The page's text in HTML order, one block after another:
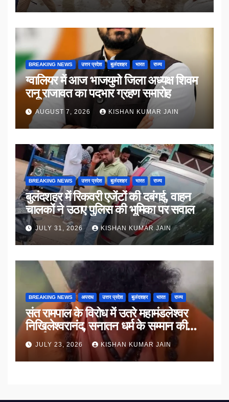
BREAKING NEWS उत्तर प्रदेश बुलंदशहर भारत राज्य
ग्वालियर में आज भाजयुमो जिला अध्यक्ष शिवम
रानू राजावत का पदभार ग्रहण समारोह
AUGUST 7, 2026 KISHAN KUMAR JAIN
BREAKING NEWS उत्तर प्रदेश बुलंदशहर भारत राज्य
बुलंदशहर में रिकवरी एजेंटों की दबंगई, वाहन
चालकों ने उठाए पुलिस की भूमिका पर सवाल
JULY 31, 2026 KISHAN KUMAR JAIN
BREAKING NEWS अपराध उत्तर प्रदेश बुलंदशहर भारत राज्य
संत रामपाल के विरोध में उतरे महामंडलेश्वर
निखिलेश्वरानंद, सनातन धर्म के सम्मान की
उठाई मांग
JULY 23, 2026 KISHAN KUMAR JAIN